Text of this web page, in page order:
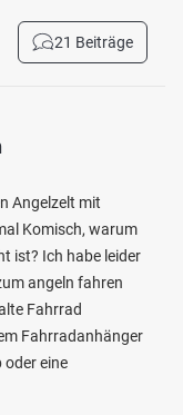
21 Beiträge
Angelzelt mit
Komisch, warum
ist? Ich habe leider
angeln fahren
Fahrrad
Fahrradanhänger
oder eine